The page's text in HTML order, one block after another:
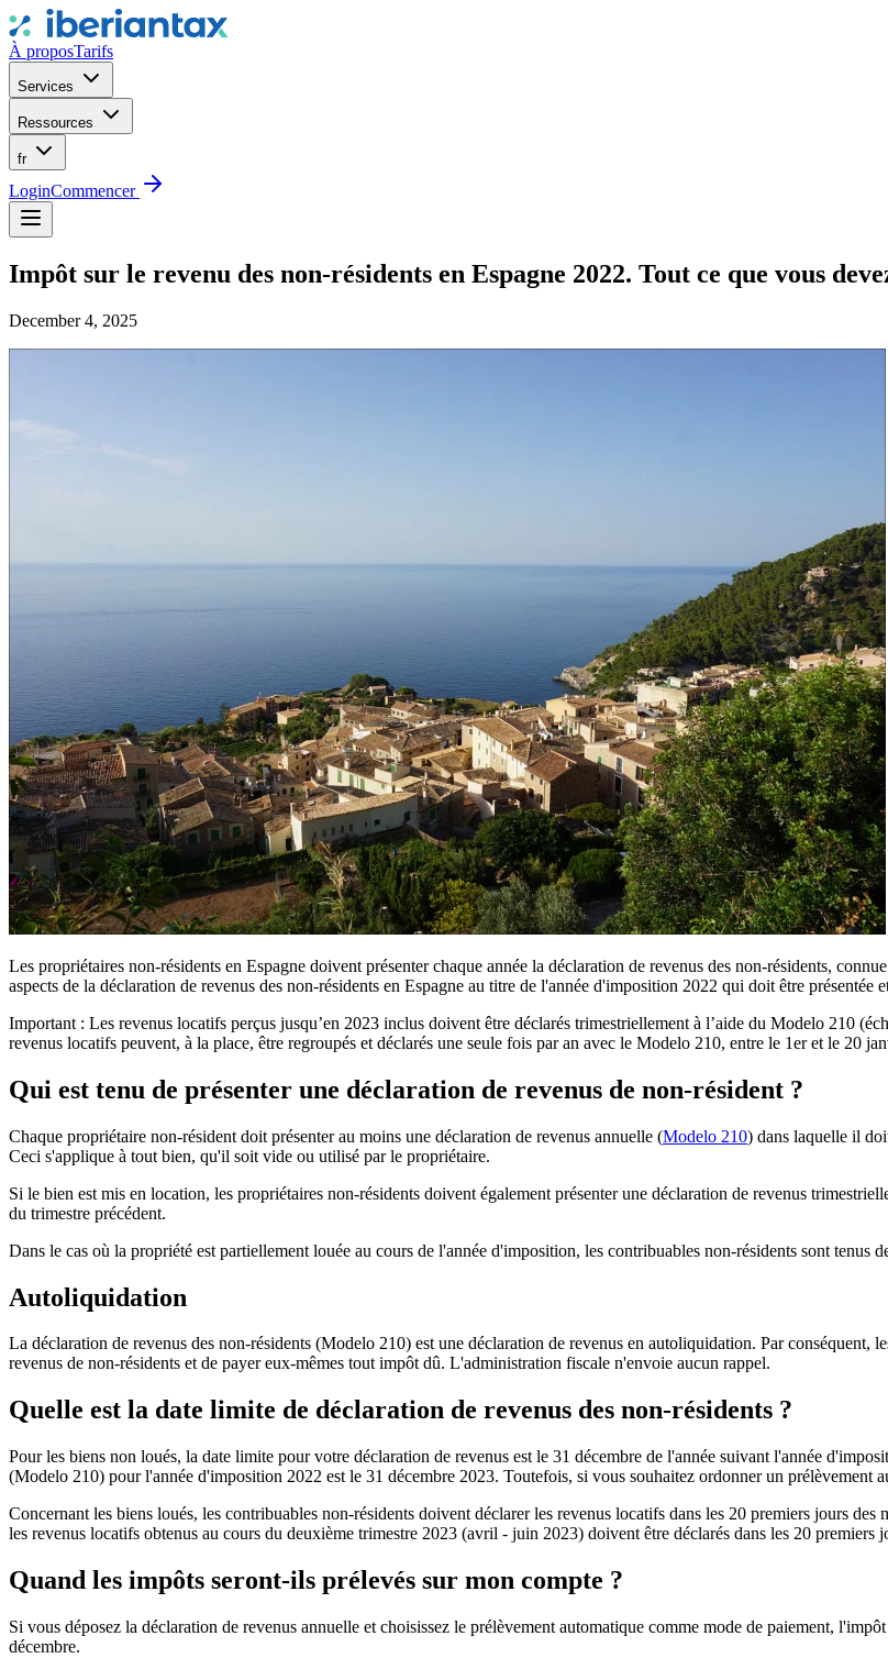
À proposTarifs
Services
Ressources
fr
LoginCommencer
Impôt sur le revenu des non-résidents en Espagne 2022. Tout ce que vous
December 4, 2025
Les propriétaires non-résidents en Espagne doivent présenter chaque année la déclaration de revenus des non-résidents,
aspects de la déclaration de revenus des non-résidents en Espagne au titre de l'année d'imposition 2022 qui doit être présentée
Important : Les revenus locatifs perçus jusqu’en 2023 inclus doivent être déclarés trimestriellement à l’aide du Modelo 210
revenus locatifs peuvent, à la place, être regroupés et déclarés une seule fois par an avec le Modelo 210, entre le 1er et le 20
Qui est tenu de présenter une déclaration de revenus de non-résident ?
Chaque propriétaire non-résident doit présenter au moins une déclaration de revenus annuelle (Modelo 210) dans laquelle il
Ceci s'applique à tout bien, qu'il soit vide ou utilisé par le propriétaire.
Si le bien est mis en location, les propriétaires non-résidents doivent également présenter une déclaration de revenus
du trimestre précédent.
Dans le cas où la propriété est partiellement louée au cours de l'année d'imposition, les contribuables non-résidents sont tenus
Autoliquidation
La déclaration de revenus des non-résidents (Modelo 210) est une déclaration de revenus en autoliquidation. Par conséquent,
revenus de non-résidents et de payer eux-mêmes tout impôt dû. L'administration fiscale n'envoie aucun rappel.
Quelle est la date limite de déclaration de revenus des non-résidents ?
Pour les biens non loués, la date limite pour votre déclaration de revenus est le 31 décembre de l'année suivant l'année
(Modelo 210) pour l'année d'imposition 2022 est le 31 décembre 2023. Toutefois, si vous souhaitez ordonner un prélèvement
Concernant les biens loués, les contribuables non-résidents doivent déclarer les revenus locatifs dans les 20 premiers jours
les revenus locatifs obtenus au cours du deuxième trimestre 2023 (avril - juin 2023) doivent être déclarés dans les 20 premiers
Quand les impôts seront-ils prélevés sur mon compte ?
Si vous déposez la déclaration de revenus annuelle et choisissez le prélèvement automatique comme mode de paiement,
décembre.